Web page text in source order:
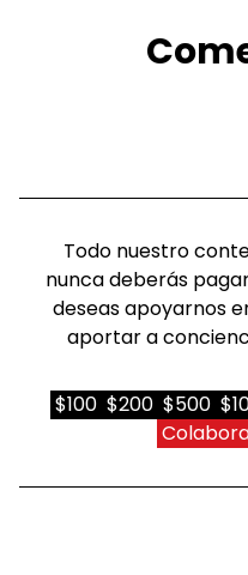
Todo nuestro
nunca deberás
deseas apoyarnos
aportar a
$100 $200 $500